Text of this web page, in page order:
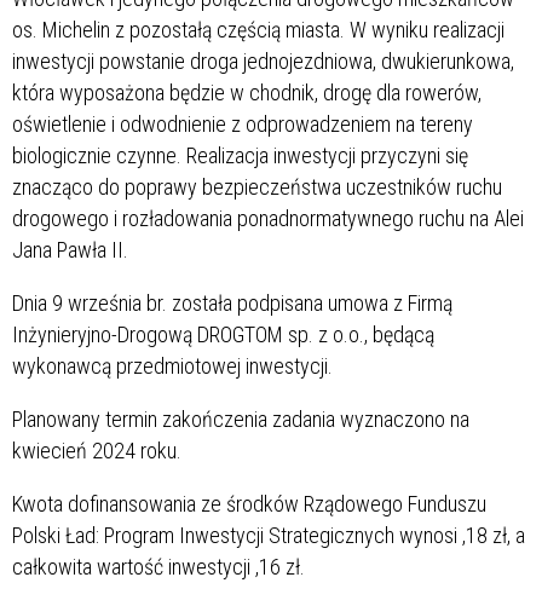
os. Michelin z pozostałą częścią miasta. W wyniku realizacji
inwestycji powstanie droga jednojezdniowa, dwukierunkowa,
która wyposażona będzie w chodnik, drogę dla rowerów,
oświetlenie i odwodnienie z odprowadzeniem na tereny
biologicznie czynne. Realizacja inwestycji przyczyni się
znacząco do poprawy bezpieczeństwa uczestników ruchu
drogowego i rozładowania ponadnormatywnego ruchu na Alei
Jana Pawła II.
Dnia 9 września br. została podpisana umowa z Firmą
Inżynieryjno-Drogową DROGTOM sp. z o.o., będącą
wykonawcą przedmiotowej inwestycji.
Planowany termin zakończenia zadania wyznaczono na
kwiecień 2024 roku.
Kwota dofinansowania ze środków Rządowego Funduszu
Polski Ład: Program Inwestycji Strategicznych wynosi ,18 zł, a
całkowita wartość inwestycji ,16 zł.